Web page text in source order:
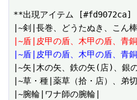
**出現アイテム [#fd9072ca]
|~盾|皮甲の盾、木甲の盾、青
|~盾|皮甲の盾、木甲の盾、青
|~矢|木の矢、鉄の矢(店)、銀
|~草・種|薬草（拾・店）、弟
|~腕輪|ワナ師の腕輪|